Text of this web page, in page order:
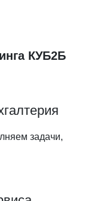
КУБ2Б
задачи,